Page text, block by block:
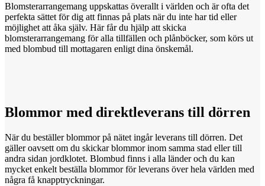
Blomsterarrangemang uppskattas överallt i världen och är ofta det
perfekta sättet för dig att finnas på plats när du inte har tid eller
möjlighet att åka själv. Här får du hjälp att skicka
blomsterarrangemang för alla tillfällen och plånböcker, som körs ut
med blombud till mottagaren enligt dina önskemål.
Blommor med direktleverans till dörren
När du beställer blommor på nätet ingår leverans till dörren. Det
gäller oavsett om du skickar blommor inom samma stad eller till
andra sidan jordklotet. Blombud finns i alla länder och du kan
mycket enkelt beställa blommor för leverans över hela världen med
några få knapptryckningar.